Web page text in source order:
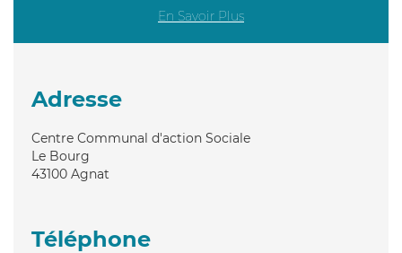
En Savoir Plus
Adresse
Centre Communal d'action Sociale
Le Bourg
43100 Agnat
Téléphone